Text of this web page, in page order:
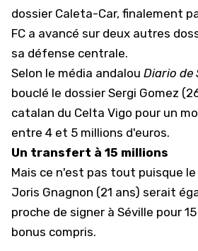
dossier Caleta-Car, finalement
FC a avancé sur deux autres
sa défense centrale.
Selon le média andalou Diario de
bouclé le dossier Sergi Gomez
catalan du Celta Vigo pour un
entre 4 et 5 millions d'euros.
Un transfert à 15 millions
Mais ce n'est pas tout puisque
Joris Gnagnon (21 ans) serait
proche de signer à Séville pour
bonus compris.